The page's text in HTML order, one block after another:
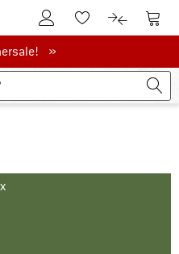
De klantenaccount
Naar deNaar de
»